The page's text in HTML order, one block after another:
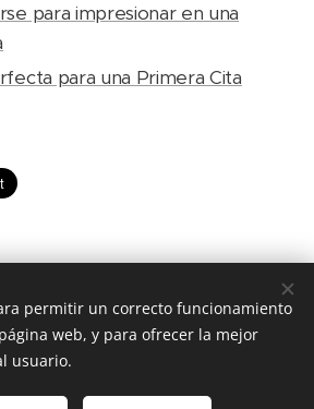
para impresionar en una
para una Primera Cita
2024 aquí estamos
Todos los derechos reservados.
de privacidad
y condiciones
permitir un correcto funcionamiento
web, y para ofrecer la mejor
usuario.